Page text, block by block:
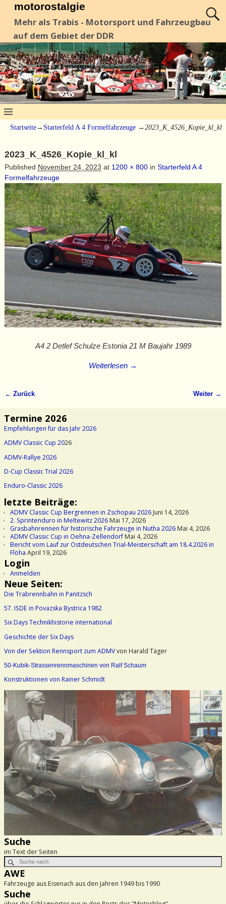
motorostalgie
Mehr als Trabis - Motorsport und Fahrzeugbau
auf dem Gebiet der DDR
Startseite→ Starterfeld A 4 Formelfahrzeuge → 2023_K_4526_Kopie_kl_kl
2023_K_4526_Kopie_kl_kl
Published November 24, 2023 at 1200 × 800in Starterfeld A 4
Formelfahrzeuge
A4 2 Detlef Schulze Estonia 21 M Baujahr 1989
Weiterlesen →
← Zurück Weiter →
Termine 2026
Empfehlungen für das Jahr 2026
ADMV Classic Cup 2026
ADMV-Rallye 2026
D-Cup Classic Trial 2026
Enduro-Classic 2026
letzte Beiträge:
ADMV Classic Cup Bergrennen in Zschopau 2026Juni 14, 2026
2. Sprintenduro in Meltewitz 2026Mai 17, 2026
Grasbahnrennen für historische Fahrzeuge in Nutha 2026Mai 4, 2026
ADMV Classic Cup in Oehna-ZellendorfMai 4, 2026
Bericht vom Lauf zur Ostdeutschen Trial-Meisterschaft am 18.4.2026 in
Flöha April 19, 2026
Login
Anmelden
Neue Seiten:
Die Trabrennbahn in Panitzsch
57. ISDE in Povazska Bystrica 1982
Six Days Technikhistorie international
Geschichte der Six Days
Von der Sektion Rennsport zum ADMVvon Harald Täger
50-Kubik-Strassenrennmaschinen von Ralf Schaum
Konstruktionen von Rainer Schmidt
Suche
im Text der Seiten
AWE
Fahrzeuge aus Eisenach aus den Jahren 1949 bis 1990
Suche